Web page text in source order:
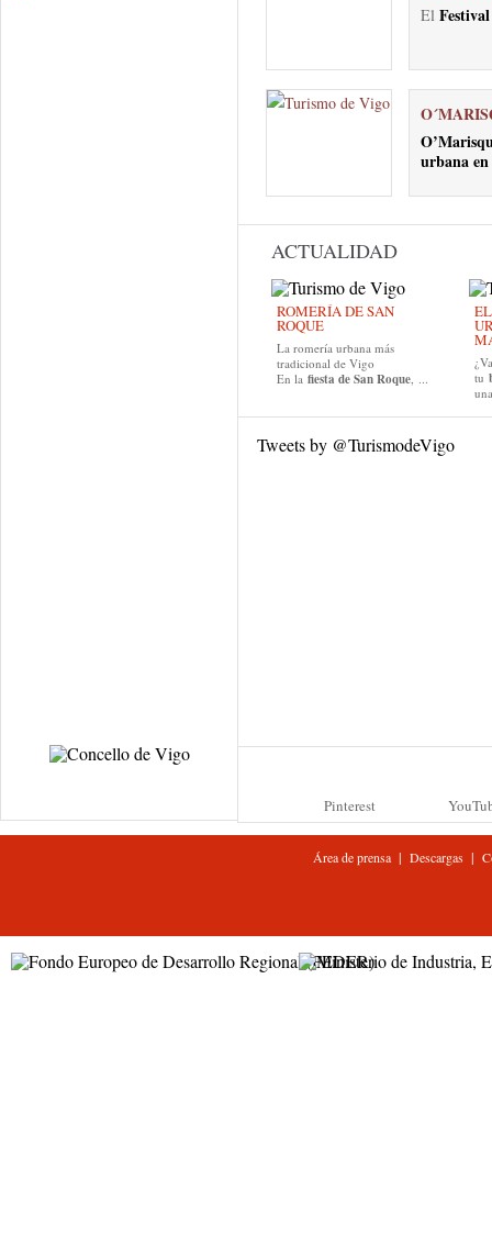
El
urbana
ACTUALIDAD
ROMERÍA DE SAN
ROQUE
La romería urbana más
tradicional de Vigo
En la fiesta de San Roque, ...
tu
Tweets by @TurismodeVigo
Pinterest
Área de prensa| Descargas|